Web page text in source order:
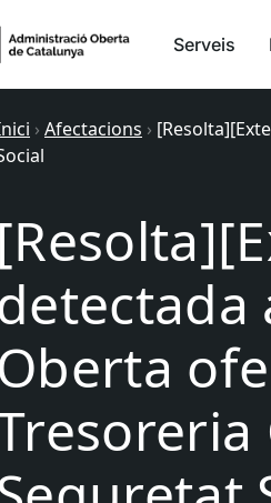
Serveis
› Afectacions ›
Oberta